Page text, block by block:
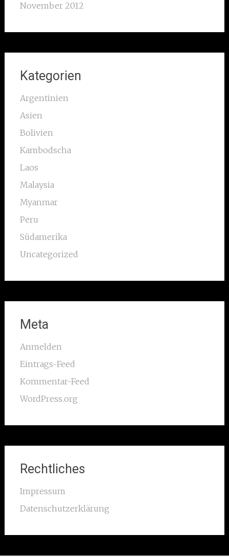
November 2012
Kategorien
Argentinien
Asien
Bolivien
Kambodscha
Laos
Malaysia
Myanmar
Peru
Südamerika
Uncategorized
Meta
Anmelden
Eintrags-Feed
Kommentar-Feed
WordPress.org
Rechtliches
Impressum
Datenschutzerklärung